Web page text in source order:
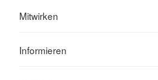
Mitwirken
Informieren